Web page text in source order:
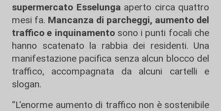
supermercato Esselunga aperto circa quattro
mesi fa. Mancanza di parcheggi, aumento del
traffico e inquinamentosono i punti focali che
hanno scatenato la rabbia dei residenti. Una
manifestazione pacifica senza alcun blocco del
traffico, accompagnata da alcuni cartelli e
slogan.
“L'enorme aumento di traffico non è sostenibile